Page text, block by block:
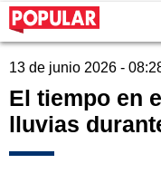
13 de junio 2026 -
El tiempo en
lluvias